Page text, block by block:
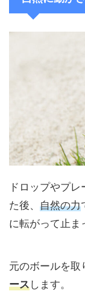
ドロップやプ
た後、 自然の力
に転がって止ま
元のボールを取
ースします。